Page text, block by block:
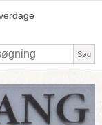
Søg